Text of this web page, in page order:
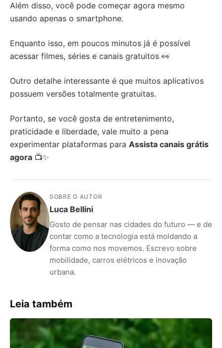
Além disso, você pode começar agora mesmo
usando apenas o smartphone.
Enquanto isso, em poucos minutos já é possível
acessar filmes, séries e canais gratuitos 👀
Outro detalhe interessante é que muitos aplicativos
possuem versões totalmente gratuitas.
Portanto, se você gosta de entretenimento,
praticidade e liberdade, vale muito a pena
experimentar plataformas para Assista canais grátis
agora 📺✨
SOBRE O AUTOR
Luca Bellini
Gosto de pensar nas cidades do futuro — e de
contar como a tecnologia está moldando a
forma como nos movemos. Escrevo sobre
mobilidade, carros elétricos e inovação
urbana.
Leia também